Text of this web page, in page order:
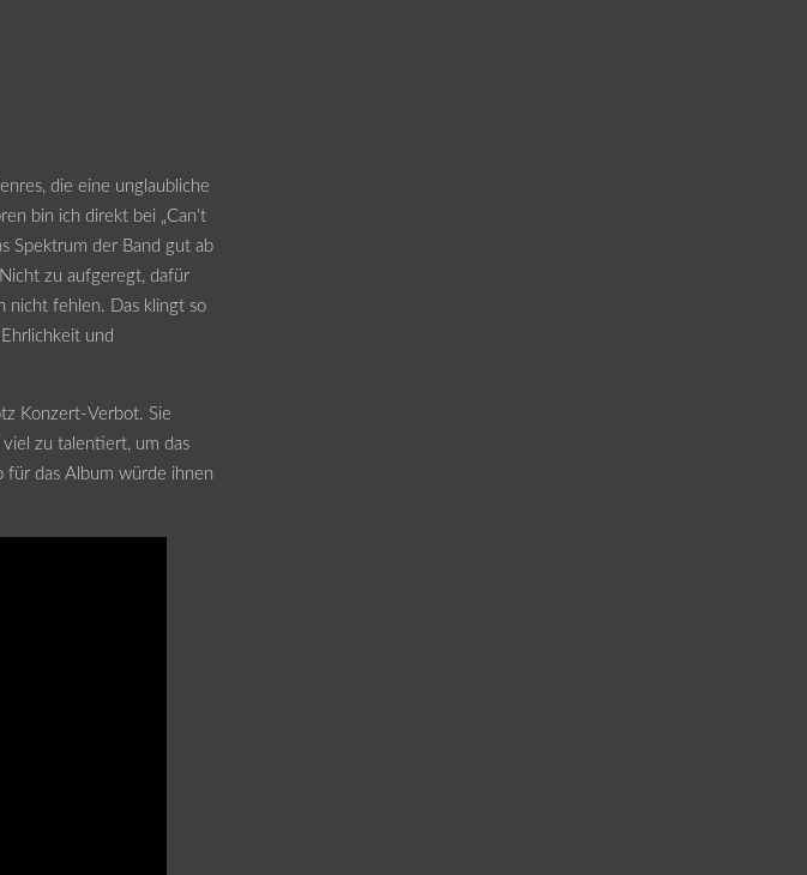
die eine unglaubliche
bin ich direkt bei „Can’t
Spektrum der Band gut ab
zu aufgeregt, dafür
nicht fehlen. Das klingt so
und
Konzert-Verbot. Sie
zu talentiert, um das
für das Album würde ihnen